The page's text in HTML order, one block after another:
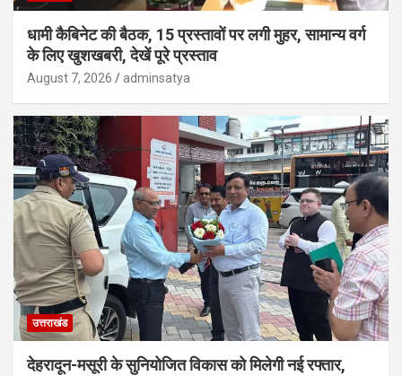
धामी कैबिनेट की बैठक, 15 प्रस्तावों पर लगी मुहर, सामान्य वर्ग
के लिए खुशखबरी, देखें पूरे प्रस्ताव
August 7, 2026 adminsatya
उत्तराखंड
देहरादून-मसूरी के सुनियोजित विकास को मिलेगी नई रफ्तार,